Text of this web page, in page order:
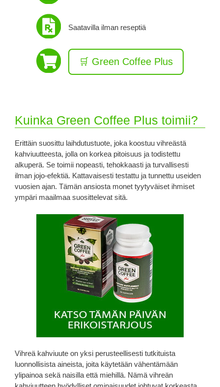
Saatavilla ilman reseptiä
🛒 Green Coffee Plus
Kuinka Green Coffee Plus toimii?
Erittäin suosittu laihdutustuote, joka koostuu vihreästä
kahviuutteesta, jolla on korkea pitoisuus ja todistettu
alkuperä. Se toimii nopeasti, tehokkaasti ja turvallisesti
ilman jojo-efektiä. Kattavaisesti testattu ja tunnettu useiden
vuosien ajan. Tämän ansiosta monet tyytyväiset ihmiset
ympäri maailmaa suosittelevat sitä.
Vihreä kahviuute on yksi perusteellisesti tutkituista
luonnollisista aineista, joita käytetään vähentämään
ylipainoa sekä naisilla että miehillä. Nämä vihreän